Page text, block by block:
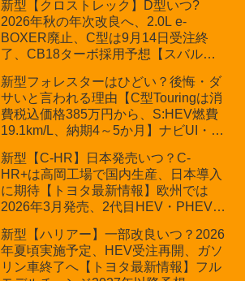
新型【クロストレック】D型いつ?
2026年秋の年次改良へ、2.0L e-
BOXER廃止、C型は9月14日受注終
了、CB18ターボ採用予想【スバル最
新型フォレスターはひどい？後悔・ダ
サいと言われる理由【C型Touringは消
費税込価格385万円から、S:HEV燃費
19.1km/L、納期4～5か月】ナビUI・冬
カーオブザイヤーとJNCAP大賞受賞後
も残る注意点
新型【C-HR】日本発売いつ？C-
HR+は高岡工場で国内生産、日本導入
に期待【トヨタ最新情報】欧州では
2026年3月発売、2代目HEV・PHEVは
新型【ハリアー】一部改良いつ？2026
年夏頃実施予定、HEV受注再開、ガソ
リン車終了へ【トヨタ最新情報】フル